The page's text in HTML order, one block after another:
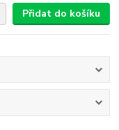
Přidat do košíku